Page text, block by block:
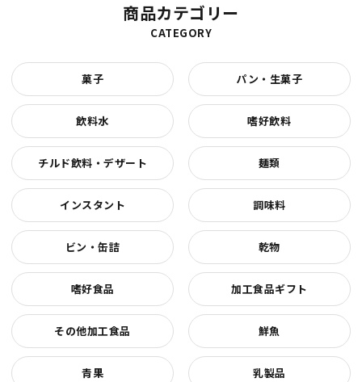
商品カテゴリー
CATEGORY
菓子 パン・生菓子
飲料水 嗜好飲料
チルド飲料・デザート 麺類
インスタント 調味料
ビン・缶詰 乾物
嗜好食品 加工食品ギフト
その他加工食品 鮮魚
青果 乳製品